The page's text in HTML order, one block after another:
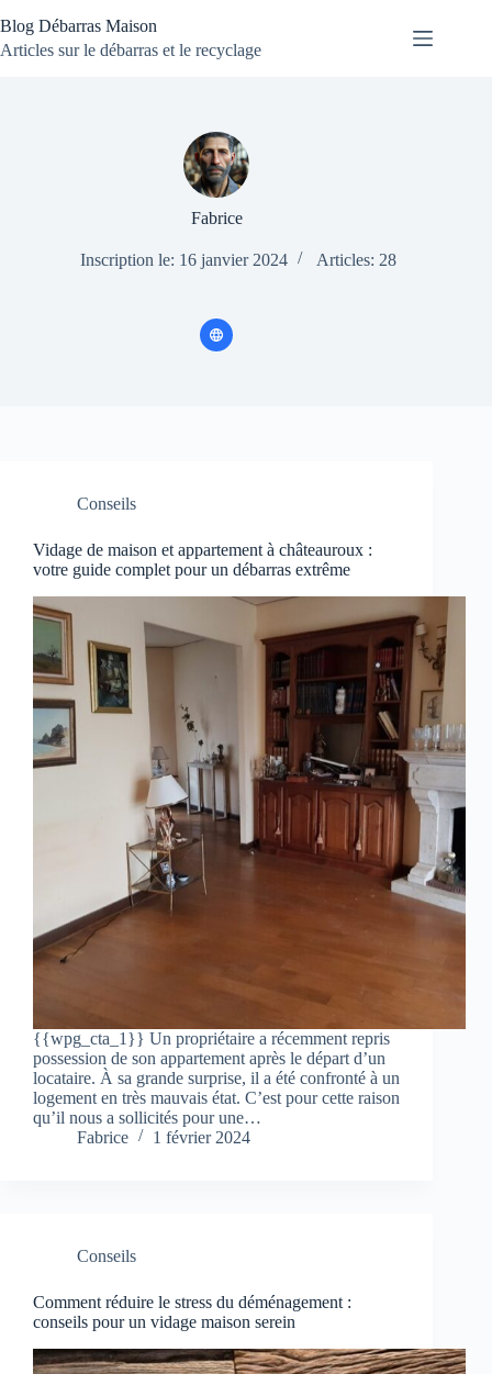
au
contenu
Blog Débarras Maison
Articles sur le débarras et le recyclage
Fabrice
Inscription le: 16 janvier 2024 Articles: 28
Conseils
Vidage de maison et appartement à châteauroux :
votre guide complet pour un débarras extrême
{{wpg_cta_1}} Un propriétaire a récemment repris
possession de son appartement après le départ d’un
locataire. À sa grande surprise, il a été confronté à un
logement en très mauvais état. C’est pour cette raison
qu’il nous a sollicités pour une…
Fabrice
1 février 2024
Conseils
Comment réduire le stress du déménagement :
conseils pour un vidage maison serein